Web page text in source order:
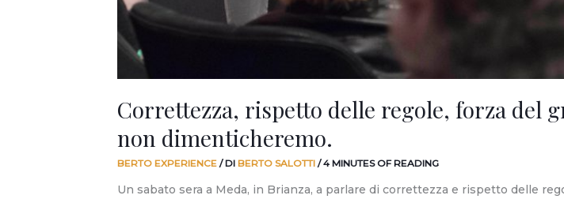
Correttezza, rispetto delle regole, forza del
non dimenticheremo.
BERTO EXPERIENCE / DI BERTO SALOTTI /4 MINUTES OF READING
Un sabato sera a Meda, in Brianza, a parlare di correttezza e rispetto delle